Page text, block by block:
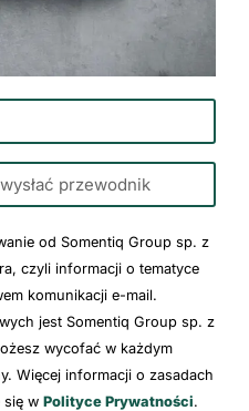
od Somentiq Group sp. z
czyli informacji o tematyce
komunikacji e-mail.
jest Somentiq Group sp. z
wycofać w każdym
Więcej informacji o zasadach
się w Polityce Prywatności.